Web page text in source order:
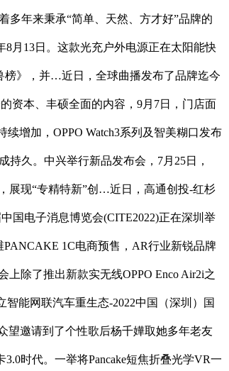
多年来秉承“简单、天然、方才好”品牌的
月13日。这款光充户外电源正在太阳能快
榜》，并…近日，全球曲播发布了品牌迄今
资本、丰硕全面的内容，9月7日，门店面
增加，OPPO Watch3系列及智美糊口发布
久。中兴举行新品发布会，7月25日，
展现“专精特新”创…近日，高通创投-红杉
国电子消息博览会(CITE2022)正在深圳举
1C电商预售，AR行业新锐品牌
除了推出新款实无线OPPO Enco Air2i之
能网联汽车重生态-2022中国（深圳）国
望邀请到了个性歌后杨千嬅取她多年老友
时代。一举将Pancake短焦折叠光学VR一